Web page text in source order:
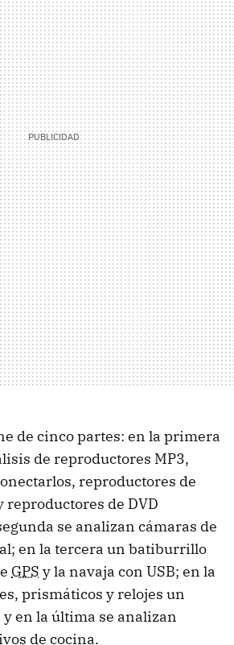
de cinco partes: en la primera
de reproductores MP3,
reproductores de
de DVD
se analizan cámaras de
en la tercera un batiburrillo
GPS y la navaja con USB; en la
prismáticos y relojes un
en la última se analizan
de cocina.